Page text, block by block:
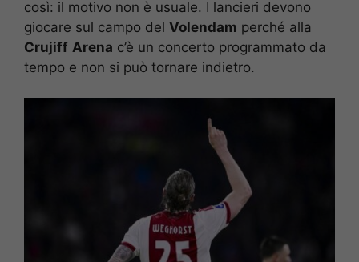
così: il motivo non è usuale. I lancieri devono
giocare sul campo del Volendam perché alla
Crujiff Arena c’è un concerto programmato da
tempo e non si può tornare indietro.